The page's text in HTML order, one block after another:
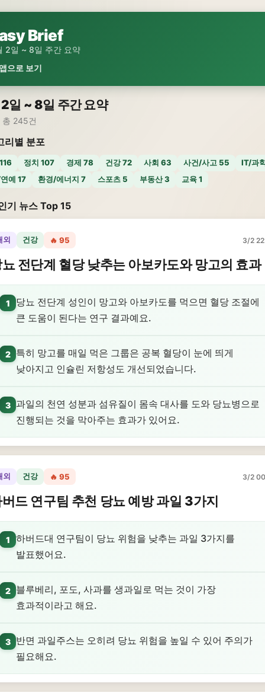
Brief
2일 ~ 8일 주간 요약
으로 보기
일 ~ 8일 주간 요약
총 245건
리별 분포
정치 107 경제 78 건강 72 사회 63 사건/사고 55
IT/과
예 17
환경/에너지 7 스포츠 5 부동산 3 교육 1
기 뉴스 Top 15
외 건강 🔥 95 3/2
전단계 혈당 낮추는 아보카도와 망고의 효과
1
당뇨 전단계 성인이 망고와 아보카도를 먹으면 혈당 조절에
큰 도움이 된다는 연구 결과예요.
2
특히 망고를 매일 먹은 그룹은 공복 혈당이 눈에 띄게
낮아지고 인슐린 저항성도 개선되었습니다.
3 과일의 천연 성분과 섬유질이 몸속 대사를 도와 당뇨병으로
진행되는 것을 막아주는 효과가 있어요.
외 건강 🔥 95 3/2
드 연구팀 추천 당뇨 예방 과일 3가지
1
하버드대 연구팀이 당뇨 위험을 낮추는 과일 3가지를
발표했어요.
2
블루베리, 포도, 사과를 생과일로 먹는 것이 가장
효과적이라고 해요.
3
반면 과일주스는 오히려 당뇨 위험을 높일 수 있어 주의가
필요해요.